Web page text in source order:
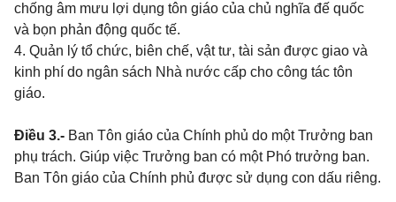
chống âm mưu lợi dụng tôn giáo của chủ nghĩa đế quốc
và bọn phản động quốc tế.
4. Quản lý tổ chức, biên chế, vật tư, tài sản được giao và
kinh phí do ngân sách Nhà nước cấp cho công tác tôn
giáo.
Điều 3.- Ban Tôn giáo của Chính phủ do một Trưởng ban
phụ trách. Giúp việc Trưởng ban có một Phó trưởng ban.
Ban Tôn giáo của Chính phủ được sử dụng con dấu riêng.